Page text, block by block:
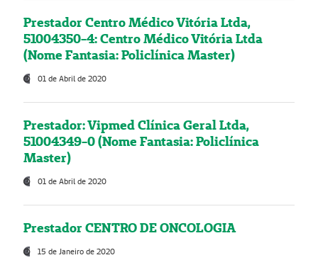
Prestador Centro Médico Vitória Ltda,
51004350-4: Centro Médico Vitória Ltda
(Nome Fantasia: Policlínica Master)
01 de Abril de 2020
Prestador: Vipmed Clínica Geral Ltda,
51004349-0 (Nome Fantasia: Policlínica
Master)
01 de Abril de 2020
Prestador CENTRO DE ONCOLOGIA
15 de Janeiro de 2020